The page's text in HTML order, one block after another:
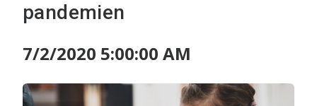
pandemien
7/2/2020 5:00:00 AM